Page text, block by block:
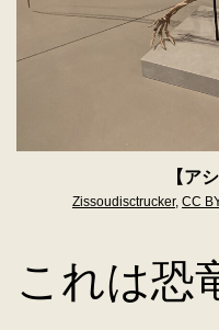
【ア
Zissoudisctrucker, CC
これは恐